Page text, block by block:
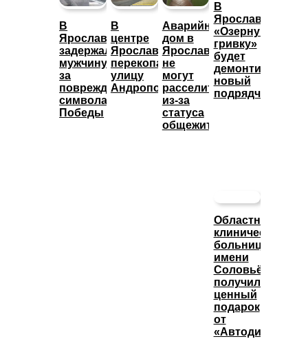
В
Ярославле
задержали
мужчину
за
повреждение
символа
Победы
В
центре
Ярославля
перекопали
улицу
Андропова
Аварийный
дом в
Ярославле
не
могут
расселить
из-за
статуса
общежития
В
Ярославле
«Озерную
гривку»
будет
демонтировать
новый
подрядчик
Областная
клиническая
больница
имени
Соловьёва
получила
ценный
подарок
от
«Автодизеля»